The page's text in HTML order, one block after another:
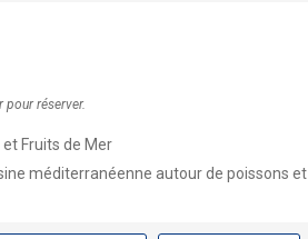
pour réserver.
Fruits de Mer
méditerranéenne autour de poissons et